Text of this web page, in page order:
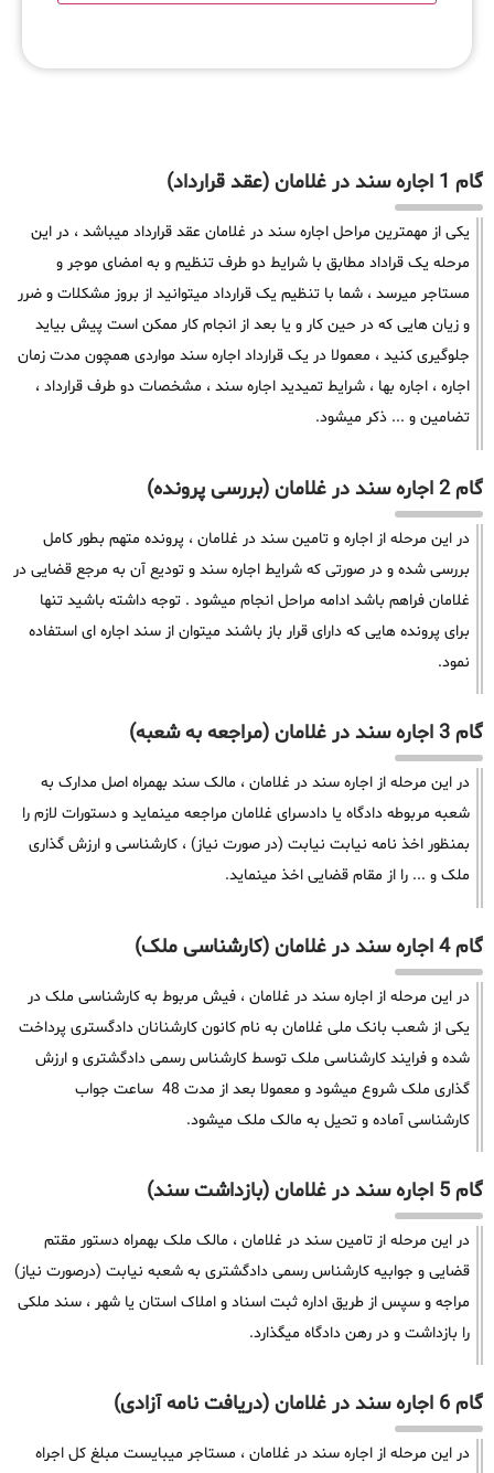
گام 1 اجاره سند در غلامان (عقد قرارداد)
یکی از مهمترین مراحل اجاره سند در غلامان عقد قرارداد میباشد ، در این
مرحله یک قراداد مطابق با شرایط دو طرف تنظیم و به امضای موجر و
مستاجر میرسد ، شما با تنظیم یک قرارداد میتوانید از بروز مشکلات و ضرر
و زیان هایی که در حین کار و یا بعد از انجام کار ممکن است پیش بیاید
جلوگیری کنید ، معمولا در یک قرارداد اجاره سند مواردی همچون مدت زمان
اجاره ، اجاره بها ، شرایط تمیدید اجاره سند ، مشخصات دو طرف قرارداد ،
تضامین و ... ذکر میشود.
گام 2 اجاره سند در غلامان (بررسی پرونده)
در این مرحله از اجاره و تامین سند در غلامان ، پرونده متهم بطور کامل
بررسی شده و در صورتی که شرایط اجاره سند و تودیع آن به مرجع قضایی در
غلامان فراهم باشد ادامه مراحل انجام میشود . توجه داشته باشید تنها
برای پرونده هایی که دارای قرار باز باشند میتوان از سند اجاره ای استفاده
نمود.
گام 3 اجاره سند در غلامان (مراجعه به شعبه)
در این مرحله از اجاره سند در غلامان ، مالک سند بهمراه اصل مدارک به
شعبه مربوطه دادگاه یا دادسرای غلامان مراجعه مینماید و دستورات لازم را
بمنظور اخذ نامه نیابت نیابت (در صورت نیاز) ، کارشناسی و ارزش گذاری
ملک و ... را از مقام قضایی اخذ مینماید.
گام 4 اجاره سند در غلامان (کارشناسی ملک)
در این مرحله از اجاره سند در غلامان ، فیش مربوط به کارشناسی ملک در
یکی از شعب بانک ملی غلامان به نام کانون کارشنانان دادگستری پرداخت
شده و فرایند کارشناسی ملک توسط کارشناس رسمی دادگشتری و ارزش
گذاری ملک شروع میشود و معمولا بعد از مدت 48 ساعت جواب
کارشناسی آماده و تحیل به مالک ملک میشود.
گام 5 اجاره سند در غلامان (بازداشت سند)
در این مرحله از تامین سند در غلامان ، مالک ملک بهمراه دستور مقتم
قضایی و جوابیه کارشناس رسمی دادگشتری به شعبه نیابت (درصورت نیاز)
مراجه و سپس از طریق اداره ثبت اسناد و املاک استان یا شهر ، سند ملکی
را بازداشت و در رهن دادگاه میگذارد.
گام 6 اجاره سند در غلامان (دریافت نامه آزادی)
در این مرحله از اجاره سند در غلامان ، مستاجر میبایست مبلغ کل اجراه